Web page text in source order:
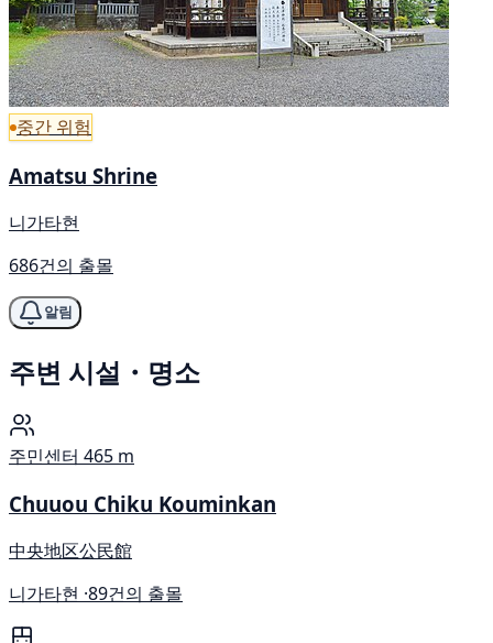
중간 위험
Amatsu Shrine
니가타현
686건의 출몰
알림
주변 시설・명소
주민센터 465 m
Chuuou Chiku Kouminkan
中央地区公民館
니가타현 ·89건의 출몰